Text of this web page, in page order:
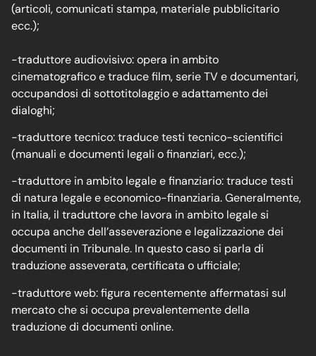
(articoli, comunicati stampa, materiale pubblicitario
ecc.);
-traduttore audiovisivo: opera in ambito
cinematografico e traduce film, serie TV e documentari,
occupandosi di sottotitolaggio e adattamento dei
dialoghi;
-traduttore tecnico: traduce testi tecnico-scientifici
(manuali e documenti legali o finanziari, ecc.);
-traduttore in ambito legale e finanziario: traduce testi
di natura legale e economico-finanziaria. Generalmente,
in Italia, il traduttore che lavora in ambito legale si
occupa anche dell’asseverazione e legalizzazione dei
documenti in Tribunale. In questo caso si parla di
traduzione asseverata, certificata o ufficiale;
-traduttore web: figura recentemente affermatasi sul
mercato che si occupa prevalentemente della
traduzione di documenti online.